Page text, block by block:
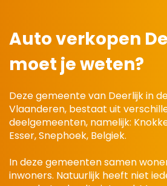
Auto verkopen
moet je weten?
Deze gemeente van Deerlijk in
Vlaanderen, bestaat uit
deelgemeenten, namelijk:
Esser, Snephoek, Belgiek.
In deze gemeenten samen
inwoners. Natuurlijk heeft niet